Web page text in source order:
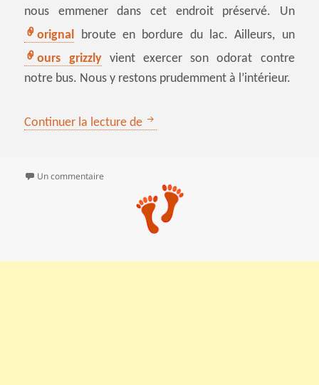
nous emmener dans cet endroit préservé. Un
orignal broute en bordure du lac. Ailleurs, un
ours grizzlyvient exercer son odorat contre
notre bus. Nous y restons prudemment à l’intérieur.
Continuer la lecture de Un globe-trotter en Alaska
Un commentaire